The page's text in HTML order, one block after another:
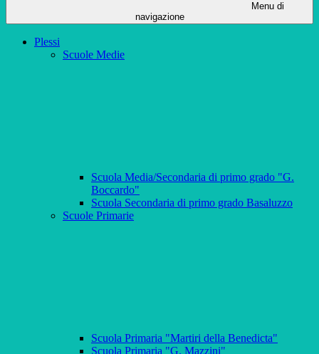
Menu di
navigazione
Plessi
Scuole Medie
Scuola Media/Secondaria di primo grado "G.
Boccardo"
Scuola Secondaria di primo grado Basaluzzo
Scuole Primarie
Scuola Primaria "Martiri della Benedicta"
Scuola Primaria "G. Mazzini"